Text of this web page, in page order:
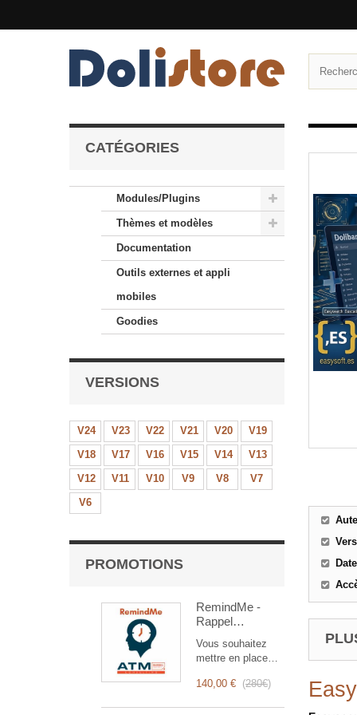
CATÉGORIES
Modules/Plugins
Thèmes et modèles
Documentation
Outils externes et appli
mobiles
Goodies
VERSIONS
V24 V23 V22 V21 V20
V19
V18
V17 V16 V15 V14
V13
V12
V11 V10 V9 V8
V7
V6
PROMOTIONS
RemindMe -
Rappel
(mail,
événement,
notification)
Vous souhaitez
mettre en place
automatiques ?
140,00 € (280€)